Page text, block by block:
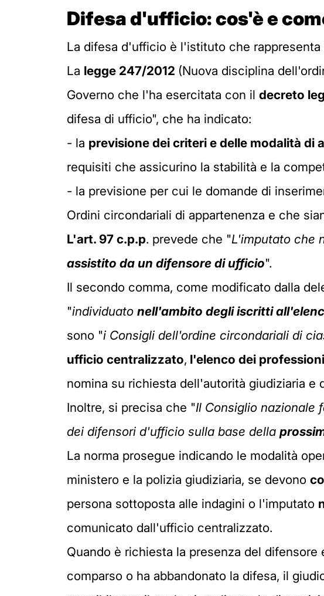
Difesa d'ufficio: cos'è e
La difesa d'ufficio è l'istituto che rappresenta
La legge 247/2012 (Nuova disciplina
Governo che l'ha esercitata con il decreto
difesa di ufficio", che ha indicato:
- la previsione dei criteri e delle modalità di
requisiti che assicurino la stabilità e la
- la previsione per cui le domande di
Ordini circondariali di appartenenza e che
L'art. 97 c.p.p. prevede che "L'imputato che
assistito da un difensore di ufficio".
Il secondo comma, come modificato dalla
"individuato nell'ambito degli iscritti
sono "i Consigli dell'ordine circondariali di
ufficio centralizzato, l'elenco dei
nomina su richiesta dell'autorità giudiziaria e
Inoltre, si precisa che "Il Consiglio nazionale
dei difensori d'ufficio sulla base della
La norma prosegue indicando le modalità
ministero e la polizia giudiziaria, se devono
persona sottoposta alle indagini o l'imputato
comunicato dall'ufficio centralizzato.
Quando è richiesta la presenza del
comparso o ha abbandonato la difesa, il